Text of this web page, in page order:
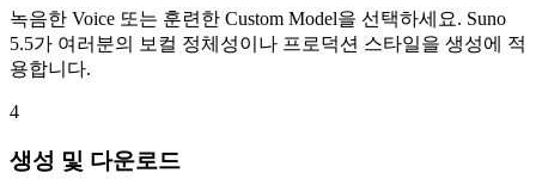
녹음한 Voice 또는 훈련한 Custom Model을 선택하세요. Suno
5.5가 여러분의 보컬 정체성이나 프로덕션 스타일을 생성에 적
용합니다.
4
생성 및 다운로드